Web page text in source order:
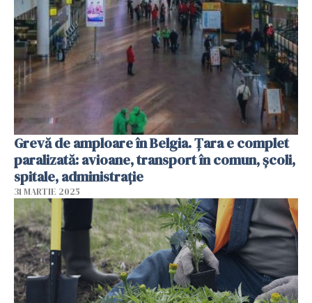
Grevă de amploare în Belgia. Țara e complet
paralizată: avioane, transport în comun, școli,
spitale, administrație
31 MARTIE 2025